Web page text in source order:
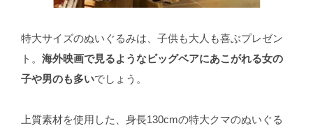
特大サイズのぬいぐるみは、子供も大人も喜ぶプレゼン
ト。 海外映画で見るようなビッグベアにあこがれる女の
子や男のも多いでしょう。
上質素材を使用した、身長130cmの特大クマのぬいぐる